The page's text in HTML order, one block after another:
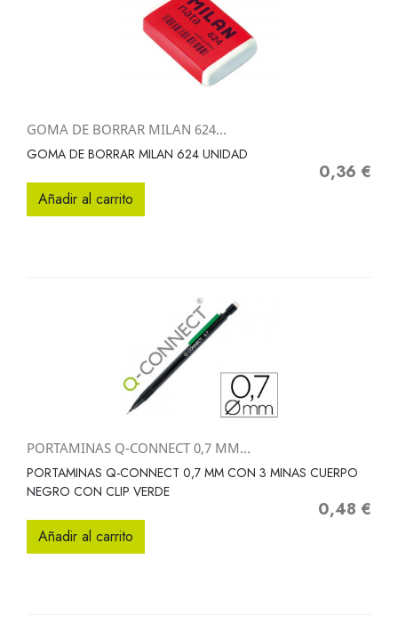
GOMA DE BORRAR MILAN 624...
GOMA DE BORRAR MILAN 624 UNIDAD
Precio
0,36 €
Añadir al carrito
PORTAMINAS Q-CONNECT 0,7 MM...
PORTAMINAS Q-CONNECT 0,7 MM CON 3 MINAS CUERPO
NEGRO CON CLIP VERDE
Precio
0,48 €
Añadir al carrito